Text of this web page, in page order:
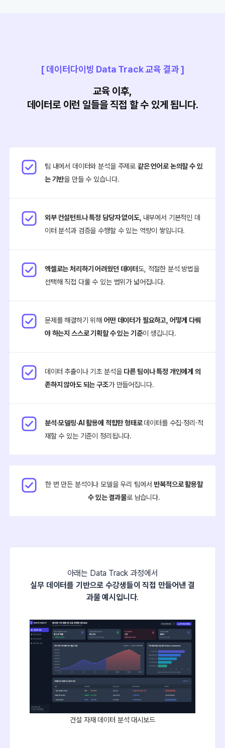
[ 데이터다이빙 Data Track 교육 결과 ]
교육 이후,
데이터로 이런 일들을 직접 할 수 있게 됩니다.
팀 내에서 데이터와 분석을 주제로 같은 언어로 논의할 수 있
는 기반을 만들 수 있습니다.
외부 컨설턴트나 특정 담당자 없이도, 내부에서 기본적인 데
이터 분석과 검증을 수행할 수 있는 역량이 쌓입니다.
엑셀로는 처리하기 어려웠던 데이터 도, 적절한 분석 방법을
선택해 직접 다룰 수 있는 범위가 넓어집니다.
문제를 해결하기 위해 어떤 데이터가 필요하고, 어떻게 다뤄
야 하는지 스스로 기획할 수 있는 기준이 생깁니다.
데이터 추출이나 기초 분석을 다른 팀이나 특정 개인에게 의
존하지 않아도 되는 구조가 만들어집니다.
분석·모델링·AI 활용에 적합한 형태로데이터를 수집·정리·적
재할 수 있는 기준이 정리됩니다.
한 번 만든 분석이나 모델을 우리 팀에서 반복적으로 활용할
수 있는 결과물로 남습니다.
아래는 Data Track 과정에서
실무 데이터를 기반으로 수강생들이 직접 만들어낸 결
과물 예시입니다.
건설 자재 데이터 분석 대시보드